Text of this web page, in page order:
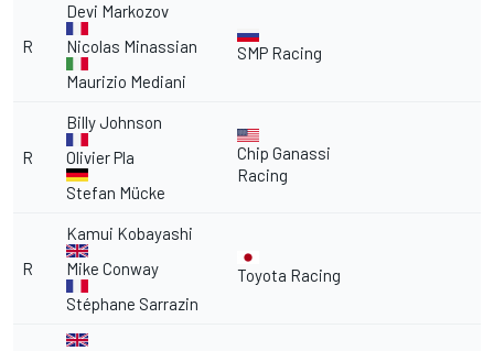
R
Devi Markozov
Nicolas Minassian
Maurizio Mediani
SMP Racing
R
Billy Johnson
Olivier Pla
Stefan Mücke
Chip Ganassi
Racing
R
Kamui Kobayashi
Mike Conway
Stéphane Sarrazin
Toyota Racing